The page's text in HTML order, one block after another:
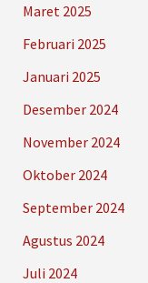
Maret 2025
Februari 2025
Januari 2025
Desember 2024
November 2024
Oktober 2024
September 2024
Agustus 2024
Juli 2024